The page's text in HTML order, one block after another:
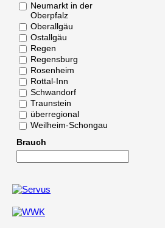
Neumarkt in der
Oberpfalz
Oberallgäu
Ostallgäu
Regen
Regensburg
Rosenheim
Rottal-Inn
Schwandorf
Traunstein
überregional
Weilheim-Schongau
Brauch